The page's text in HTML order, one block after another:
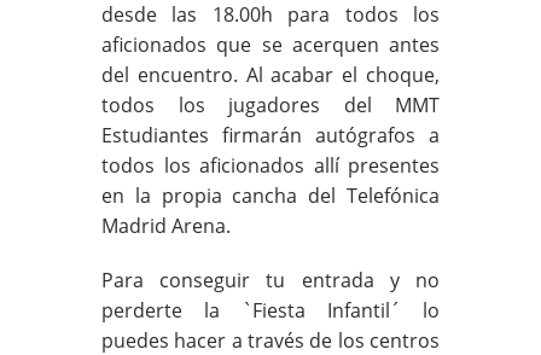
desde las 18.00h para todos los
aficionados que se acerquen antes
del encuentro. Al acabar el choque,
todos los jugadores del MMT
Estudiantes firmarán autógrafos a
todos los aficionados allí presentes
en la propia cancha del Telefónica
Madrid Arena.
Para conseguir tu entrada y no
perderte la `Fiesta Infantil´ lo
puedes hacer a través de los centros